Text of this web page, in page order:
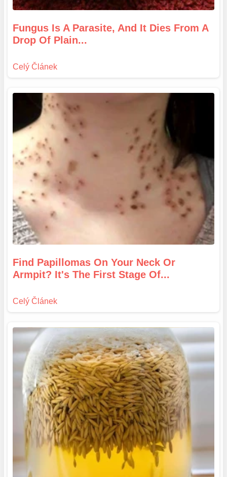
Fungus Is A Parasite, And It Dies From A
Drop Of Plain...
Find Papillomas On Your Neck Or
Armpit? It's The First Stage Of...